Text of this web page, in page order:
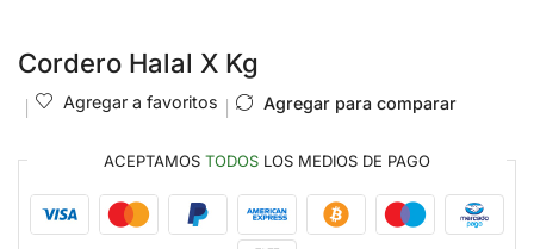
Cordero Halal X Kg
Agregar a favoritos Agregar para comparar
ACEPTAMOS TODOS LOS MEDIOS DE PAGO